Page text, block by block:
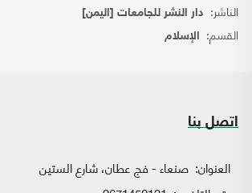
الناشر: دار النشر للجامعات [اليمن]
القسم: الإسلام
اتصل بنا
العنوان: صنعاء - فج عطان، شارع الستين